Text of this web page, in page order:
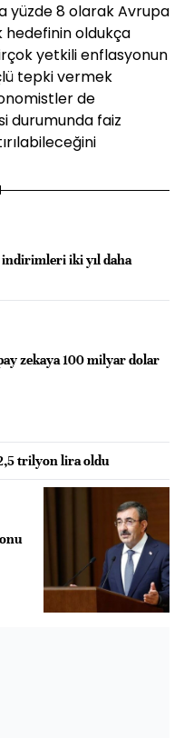
yüzde 8 olarak Avrupa
hedefinin oldukça
yetkili enflasyonun
tepki vermek
de
durumunda faiz
iki yıl daha
zekaya 100 milyar dolar
trilyon lira oldu